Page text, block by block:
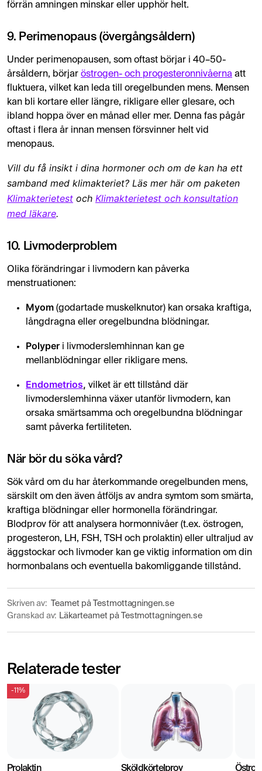
förrän amningen minskar eller upphör helt.
9. Perimenopaus (övergångsåldern)
Under perimenopausen, som oftast börjar i 40–50-
årsåldern, börjar östrogen- och progesteronnivåerna att
fluktuera, vilket kan leda till oregelbunden mens. Mensen
kan bli kortare eller längre, rikligare eller glesare, och
ibland hoppa över en månad eller mer. Denna fas pågår
oftast i flera år innan mensen försvinner helt vid
menopaus.
Vill du få insikt i dina hormoner och om de kan ha ett
samband med klimakteriet? Läs mer här om paketen
Klimakterietest och Klimakterietest och konsultation
med läkare.
10. Livmoderproblem
Olika förändringar i livmodern kan påverka
menstruationen:
Myom (godartade muskelknutor) kan orsaka kraftiga,
långdragna eller oregelbundna blödningar.
Polyper i livmoderslemhinnan kan ge
mellanblödningar eller rikligare mens.
Endometrios, vilket är ett tillstånd där
livmoderslemhinna växer utanför livmodern, kan
orsaka smärtsamma och oregelbundna blödningar
samt påverka fertiliteten.
När bör du söka vård?
Sök vård om du har återkommande oregelbunden mens,
särskilt om den även åtföljs av andra symtom som smärta,
kraftiga blödningar eller hormonella förändringar.
Blodprov för att analysera hormonnivåer (t.ex. östrogen,
progesteron, LH, FSH, TSH och prolaktin) eller ultraljud av
äggstockar och livmoder kan ge viktig information om din
hormonbalans och eventuella bakomliggande tillstånd.
Skriven av:
Teamet på Testmottagningen.se
Granskad av: Läkarteamet på Testmottagningen.se
Relaterade tester
-11%
Prolaktin Sköldkörtelprov